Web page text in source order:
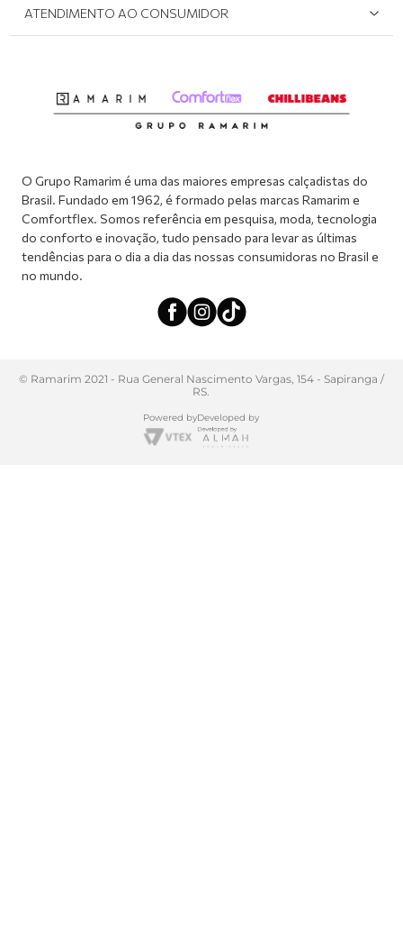
Meus pedidos
ATENDIMENTO AO CONSUMIDOR
Atendimento via WhatsApp: (51) 2160-0740
O Grupo Ramarim é uma das maiores empresas calçadistas do
Brasil. Fundado em 1962, é formado pelas marcas Ramarim e
Comfortflex. Somos referência em pesquisa, moda, tecnologia
do conforto e inovação, tudo pensado para levar as últimas
tendências para o dia a dia das nossas consumidoras no Brasil e
no mundo.
© Ramarim 2021 - Rua General Nascimento Vargas, 154 - Sapiranga /
RS.
Powered byDeveloped by